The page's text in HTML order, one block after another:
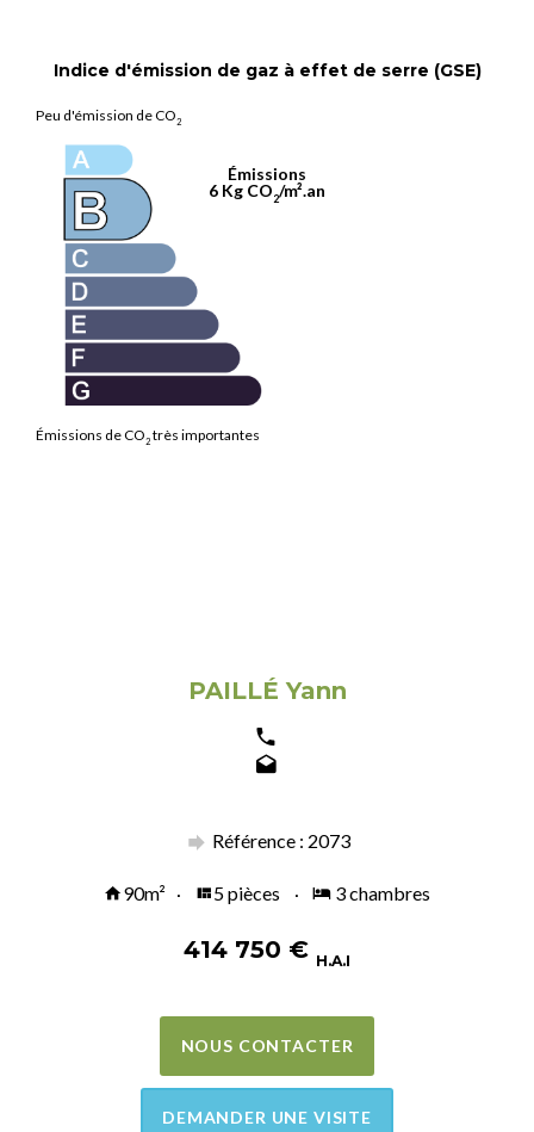
Indice d'émission de gaz à effet de serre (GSE)
Peu d'émission de CO2
Émissions de CO2 très importantes
Émissions
6 Kg CO2/m².an
PAILLÉ Yann
Référence : 2073
90m² 5 pièces 3 chambres
414 750 € H.A.I
NOUS CONTACTER
DEMANDER UNE VISITE